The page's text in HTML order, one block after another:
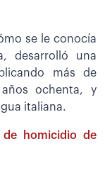
se le conocía
desarrolló una
más de
ochenta, y
italiana.
de homicidio de